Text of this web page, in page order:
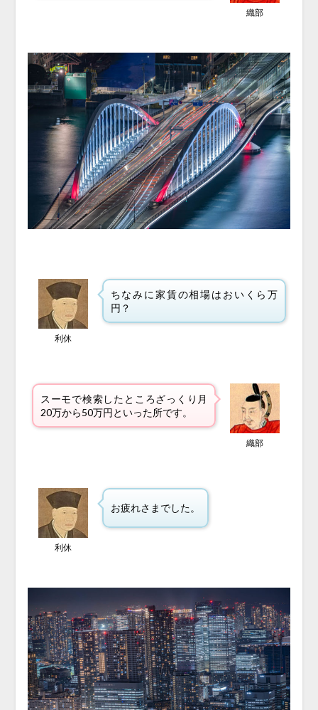
織部
利休
ちなみに家賃の相場はおいくら万
円？
スーモで検索したところざっくり月
20万から50万円といった所です。
織部
利休
お疲れさまでした。